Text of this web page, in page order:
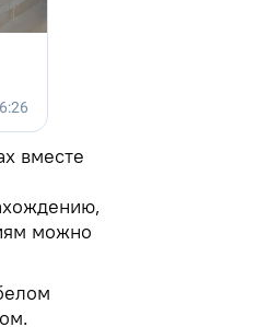
вместе
можно